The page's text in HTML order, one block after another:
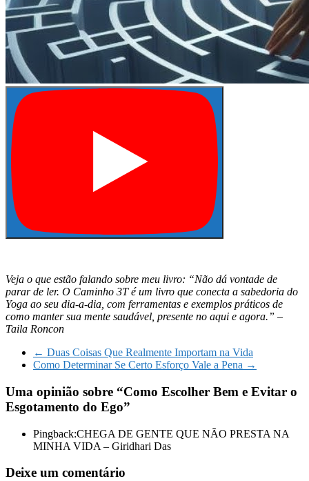
Veja o que estão falando sobre meu livro: “Não dá vontade de
parar de ler. O Caminho 3T é um livro que conecta a sabedoria do
Yoga ao seu dia-a-dia, com ferramentas e exemplos práticos de
como manter sua mente saudável, presente no aqui e agora.” –
Taila Roncon
← Duas Coisas Que Realmente Importam na Vida
Como Determinar Se Certo Esforço Vale a Pena →
Uma opinião sobre “Como Escolher Bem e Evitar o
Esgotamento do Ego”
Pingback:CHEGA DE GENTE QUE NÃO PRESTA NA
MINHA VIDA – Giridhari Das
Deixe um comentário